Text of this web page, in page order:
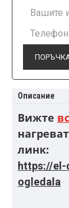
Описание
Вижте
линк:
https://
ogledala